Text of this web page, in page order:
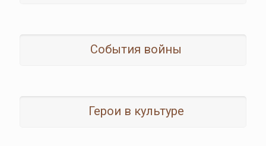
События войны
Герои в культуре